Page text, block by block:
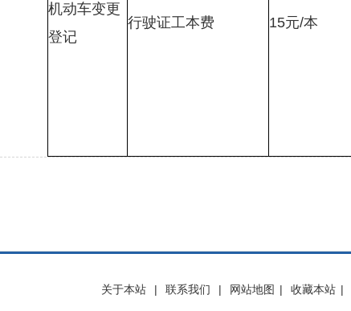
机动车变更
登记
行驶证工本费 15元/本
关于本站 | 联系我们 | 网站地图 | 收藏本站 |